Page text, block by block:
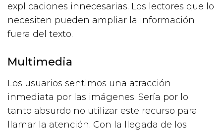
explicaciones innecesarias. Los lectores que lo
necesiten pueden ampliar la información
fuera del texto.
Multimedia
Los usuarios sentimos una atracción
inmediata por las imágenes. Sería por lo
tanto absurdo no utilizar este recurso para
llamar la atención. Con la llegada de los